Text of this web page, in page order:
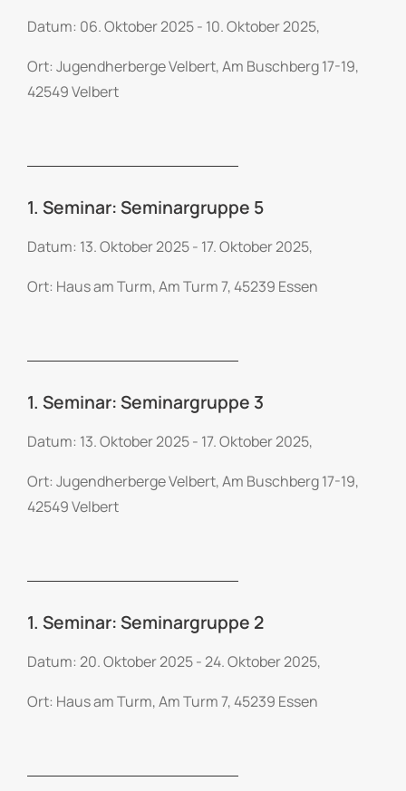
Datum: 06. Oktober 2025 - 10. Oktober 2025,
Ort: Jugendherberge Velbert, Am Buschberg 17-19,
42549 Velbert
1. Seminar: Seminargruppe 5
Datum: 13. Oktober 2025 - 17. Oktober 2025,
Ort: Haus am Turm, Am Turm 7, 45239 Essen
1. Seminar: Seminargruppe 3
Datum: 13. Oktober 2025 - 17. Oktober 2025,
Ort: Jugendherberge Velbert, Am Buschberg 17-19,
42549 Velbert
1. Seminar: Seminargruppe 2
Datum: 20. Oktober 2025 - 24. Oktober 2025,
Ort: Haus am Turm, Am Turm 7, 45239 Essen